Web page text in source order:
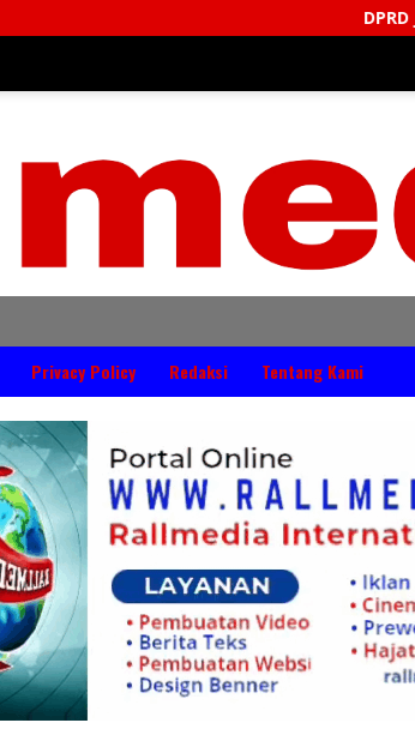
DPRD Jembrana Perkuat
Privacy Policy Redaksi Tentang Kami